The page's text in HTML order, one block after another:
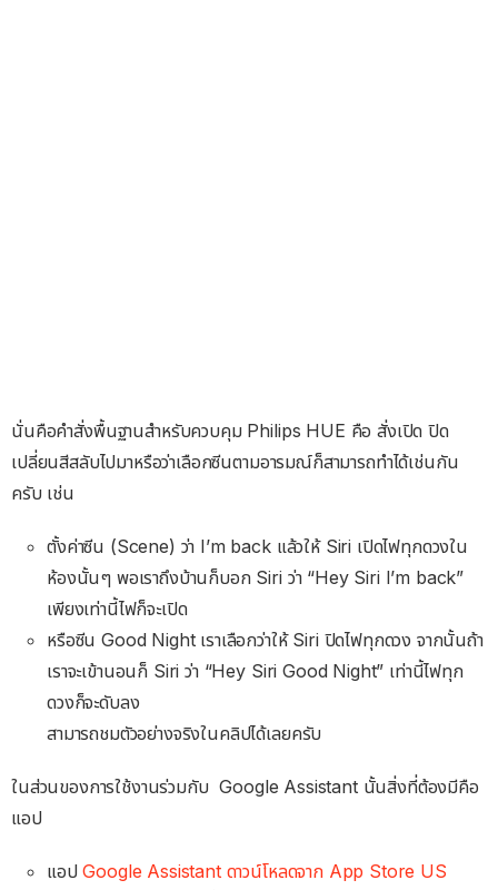
นั่นคือคำสั่งพื้นฐานสำหรับควบคุม Philips HUE คือ สั่งเปิด ปิด
เปลี่ยนสีสลับไปมาหรือว่าเลือกซีนตามอารมณ์ก็สามารถทำได้เช่นกัน
ครับ เช่น
ตั้งค่าซีน (Scene) ว่า I’m back แล้วให้ Siri เปิดไฟทุกดวงใน
ห้องนั้นๆ พอเราถึงบ้านก็บอก Siri ว่า “Hey Siri I’m back”
เพียงเท่านี้ไฟก็จะเปิด
หรือซีน Good Night เราเลือกว่าให้ Siri ปิดไฟทุกดวง จากนั้นถ้า
เราจะเข้านอนก็ Siri ว่า “Hey Siri Good Night” เท่านี้ไฟทุก
ดวงก็จะดับลง
สามารถชมตัวอย่างจริงในคลิปได้เลยครับ
ในส่วนของการใช้งานร่วมกับ Google Assistant นั้นสิ่งที่ต้องมีคือ
แอป
แอปGoogle Assistant ดาวน์โหลดจาก App Store US